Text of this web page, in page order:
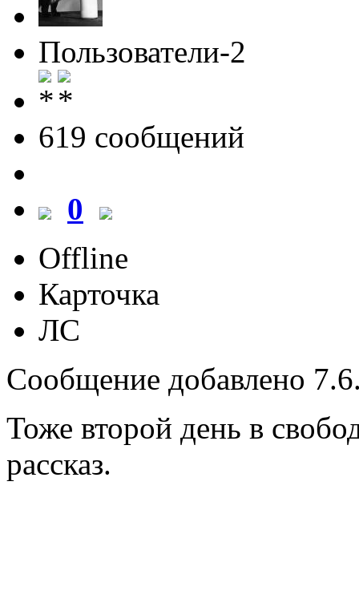
Пользователи-2
619 cообщений
0
Offline
Карточка
ЛС
Сообщение добавлено
Тоже второй день в
рассказ.